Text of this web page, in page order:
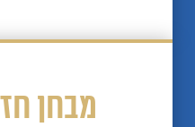
מבחן